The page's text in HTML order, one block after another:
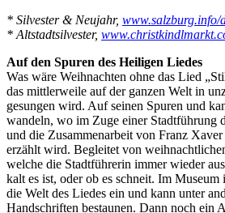
* Silvester & Neujahr, www.salzburg.info/
* Altstadtsilvester,
Auf den Spuren des Heiligen Liedes
Was wäre Weihnachten ohne das Lied
das mittlerweile auf der ganzen Welt in
gesungen wird. Auf seinen Spuren und
wandeln, wo im Zuge einer Stadtführung
und die Zusammenarbeit von Franz
erzählt wird. Begleitet von
welche die Stadtführerin immer wieder
kalt es ist, oder ob es schneit. Im
die Welt des Liedes ein und kann unter
Handschriften bestaunen. Dann noch ein